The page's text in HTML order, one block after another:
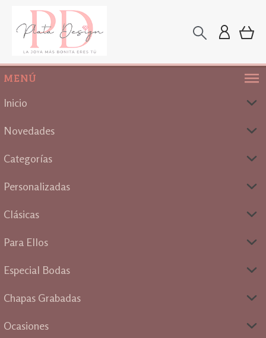
MENÚ
Inicio
Novedades
Categorías
Personalizadas
Clásicas
Para Ellos
Especial Bodas
Chapas Grabadas
Ocasiones